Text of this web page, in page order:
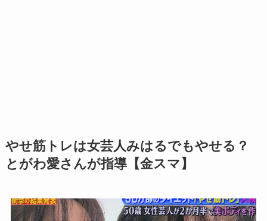
やせ筋トレは女芸人みはるでもやせる？
とがわ愛さんが指導【金スマ】